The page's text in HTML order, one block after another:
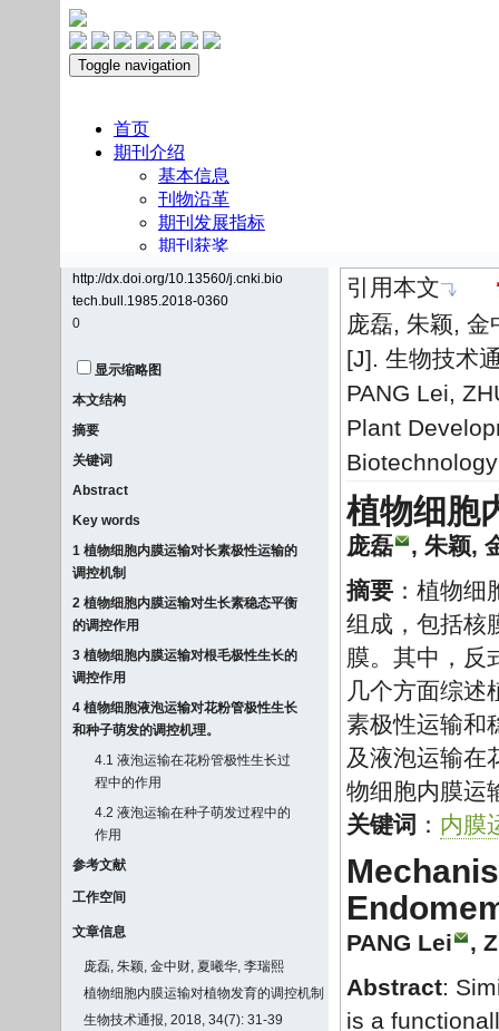
http://dx.doi.org/10.13560/j.cnki.bio
tech.bull.1985.2018-0360
0
显示缩略图
本文结构
摘要
关键词
Abstract
Key words
1 植物细胞内膜运输对长素极性运输的
调控机制
2 植物细胞内膜运输对生长素稳态平衡
的调控作用
3 植物细胞内膜运输对根毛极性生长的
调控作用
4 植物细胞液泡运输对花粉管极性生长
和种子萌发的调控机理。
4.1 液泡运输在花粉管极性生长过
程中的作用
4.2 液泡运输在种子萌发过程中的
作用
参考文献
工作空间
文章信息
庞磊, 朱颖, 金中财, 夏曦华, 李瑞熙
植物细胞内膜运输对植物发育的调控机制
生物技术通报, 2018, 34(7): 31-39
引用本文
庞磊, 朱颖,
[J]. 生物技术
PANG Lei,
Plant
植物细胞
庞磊 , 朱颖,
摘要 ：植物
组成，包括核
膜。其中，反
几个方面综述
素极性运输和
及液泡运输在
物细胞内膜运
关键词 ： 内膜
PANG Lei ,
Abstract:
is a